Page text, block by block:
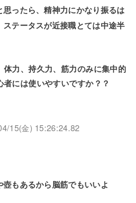
ったら、精神力にかなり振るは
テータスが近接職とては中途半
体力、持久力、筋力のみに集中的
には使いやすいですか？？
15(金) 15:26:24.82
壺もあるから脳筋でもいいよ